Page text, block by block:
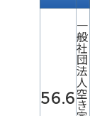
56.6
一
般
社
団
法
人
空
き